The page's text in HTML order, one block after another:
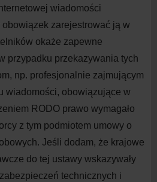
wiadomości
obowiązek zarejestrować ją w
okaże zapewne
przypadku przekazywania tych
np. profesjonalnie zajmującym
wiadomości, obowiązujące w
RODO prawo wymagało
z tym podmiotem umowy o
Jeśli dodam, że krajowe
do tej ustawy wskazywały
technicznych i